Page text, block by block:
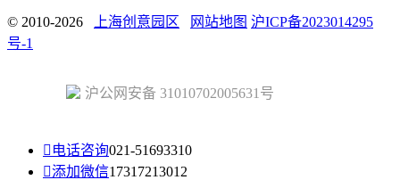
© 2010-2026 上海创意园区 网站地图 沪ICP备2023014295
号-1
沪公网安备 31010702005631号
 电话咨询021-51693310
添加微信17317213012